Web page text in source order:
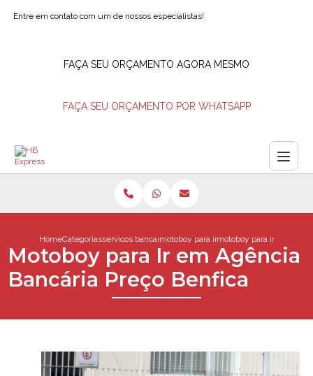
Entre em contato com um de nossos especialistas!
FAÇA SEU ORÇAMENTO AGORA MESMO
FAÇA SEU ORÇAMENTO POR WHATSAPP
HomeCategoriasservicos bancariosmotoboy para ir ao bancomotoboy para ir em
Motoboy para Ir em Agência
Bancária Preço Benfica